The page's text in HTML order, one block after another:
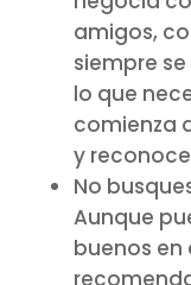
amigos,
siempre
lo que
comienza
y
No
Aunque
buenos en